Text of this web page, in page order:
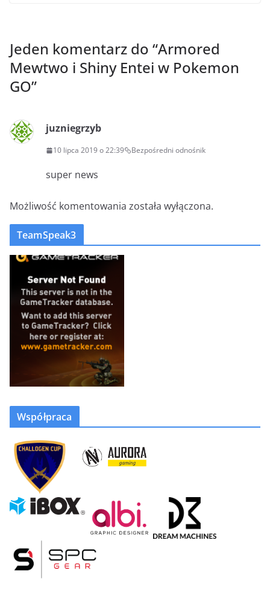
Jeden komentarz do “Armored
Mewtwo i Shiny Entei w Pokemon
GO”
juzniegrzyb
10 lipca 2019 o 22:39 Bezpośredni odnośnik
super news
Możliwość komentowania została wyłączona.
TeamSpeak3
Współpraca